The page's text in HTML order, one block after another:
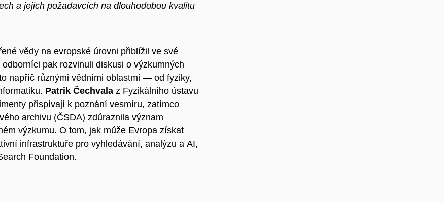
a jejich požadavcích na dlouhodobou kvalitu
vědy na evropské úrovni přiblížil ve své
pak rozvinuli diskusi o výzkumných
napříč různými vědními oblastmi — od fyziky,
Patrik Čechvala z Fyzikálního ústavu
přispívají k poznání vesmíru, zatímco
archivu (ČSDA) zdůraznila význam
výzkumu. O tom, jak může Evropa získat
infrastruktuře pro vyhledávání, analýzu a AI,
Foundation.